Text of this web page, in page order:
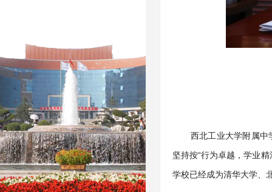
西北工业大学附属中
坚持按“行为卓越，学业
学校已经成为清华大学、